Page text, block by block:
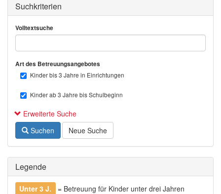
Suchkriterien
Volltextsuche
Art des Betreuungsangebotes
Kinder bis 3 Jahre in Einrichtungen
Kinder ab 3 Jahre bis Schulbeginn
Erweiterte Suche
Suchen
Neue Suche
Legende
Unter 3 J.
= Betreuung für Kinder unter drei Jahren